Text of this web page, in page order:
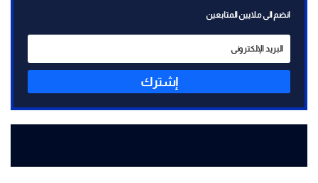
انضم الى ملايين المتابعين
إشترك